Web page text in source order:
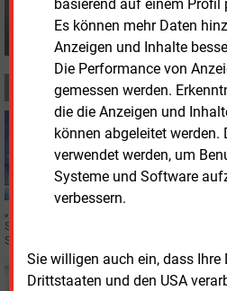
basierend auf einem Profil
Es können mehr Daten
Anzeigen und Inhalte
Die Performance von
gemessen werden.
die die Anzeigen und
können abgeleitet werden.
verwendet werden, um
Systeme und Software
verbessern.
Sie willigen auch ein, dass Ihre
Drittstaaten und den USA
MEHR ZUM
IT
Digitaler Marktplatz für
Energiewirtschaft
„Die Netzwerkpartner“ starten eine digitale
Stadtwerke und Netzgesellschaften. Ziel:
Services untereinander austauschen.